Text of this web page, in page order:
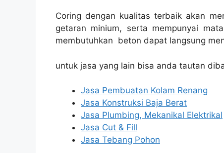
Coring dengan kualitas terbaik akan
getaran minium, serta mempunyai
membutuhkan beton dapat langsung
untuk jasa yang lain bisa anda tautan
Jasa Pembuatan Kolam Renang
Jasa Konstruksi Baja Berat
Jasa Plumbing, Mekanikal Elektrikal
Jasa Cut & Fill
Jasa Tebang Pohon